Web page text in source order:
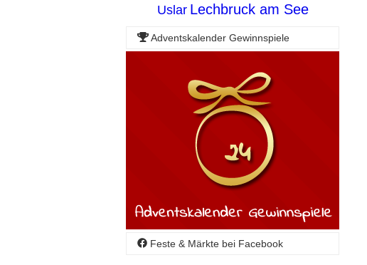
Uslar Lechbruck am See
Adventskalender Gewinnspiele
Feste & Märkte bei Facebook